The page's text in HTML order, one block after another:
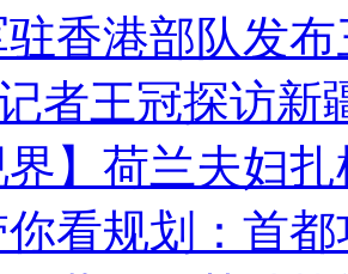
香港部队发
者王冠探访新
界】荷兰夫妇
看规划：首